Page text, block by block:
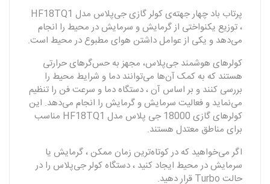
پرتاب باد چهار جهته‌‌ی کولر گازی جی‌پلاس مدل HF18TQ1
، توزیع یکنواختی از گرمایش و سرمایش در محیط را انجام
می‌دهد و یکی از عوامل داشتن هوای مطبوع در محیط است.
کولرهای هوشمند جی‌پلاس، مجهز به حس‌گرهای حرارتی
هستند که به کمک آن‌ها می‌توانند دما و شرایط محیط را
بررسی کنند و بر اساس آن ، دستگاه دما و سرعت فن را تنظیم
می‌نماید و فعالیت سرمایش و گرمایش را انجام‌ می‌دهد. این
کولرهای گازی 18000 جی پلاس مدل HF18TQ1 مناسب
برای مناطق معتدل هستند.
اگر می‌خواهید که در کوتاه‌ترین زمان ممکن ، گرمایش یا
سرمایش در محیط ایجاد کنید ، دستگاه کولر جی‌پلاس را در
حالت Turbo قرار دهید.